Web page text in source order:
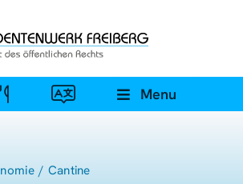
Menu
Cantine